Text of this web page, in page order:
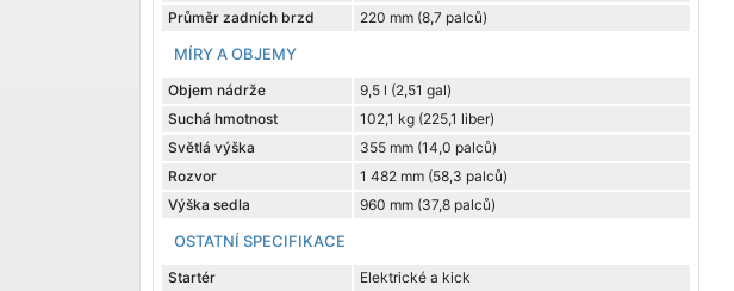
Průměr zadních brzd
220 mm (8,7 palců)
MÍRY A OBJEMY
Objem nádrže
9,5 l (2,51 gal)
Suchá hmotnost
102,1 kg (225,1 liber)
Světlá výška
355 mm (14,0 palců)
Rozvor
1 482 mm (58,3 palců)
Výška sedla
960 mm (37,8 palců)
OSTATNÍ SPECIFIKACE
Startér
Elektrické a kick